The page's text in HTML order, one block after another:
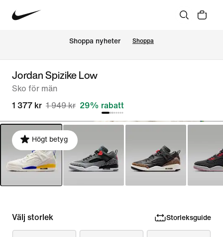
Shoppa nyheter Shoppa
Jordan Spizike Low
Sko för män
1 377 kr 1 949 kr 29% rabatt
Högt betyg
Välj storlek Storleksguide